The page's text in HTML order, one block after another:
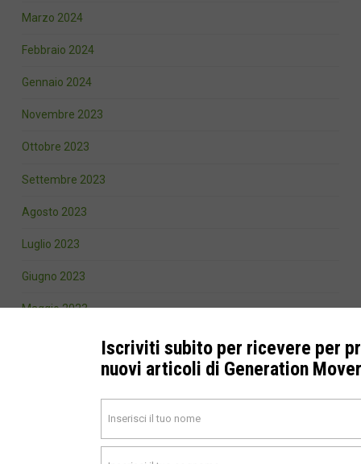
Marzo 2024
Febbraio 2024
Gennaio 2024
Novembre 2023
Ottobre 2023
Settembre 2023
Agosto 2023
Luglio 2023
Giugno 2023
Maggio 2023
Iscriviti subito per ricevere per
nuovi articoli di Generation